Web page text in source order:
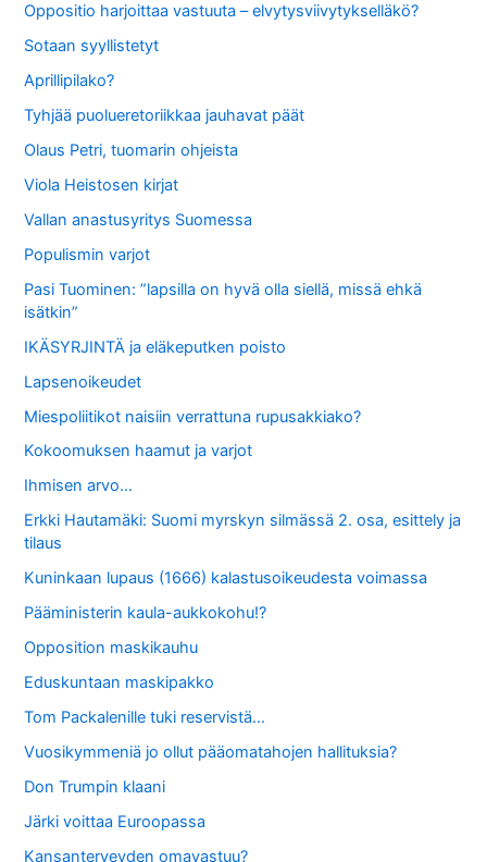
Oppositio harjoittaa vastuuta – elvytysviivytykselläkö?
Sotaan syyllistetyt
Aprillipilako?
Tyhjää puolueretoriikkaa jauhavat päät
Olaus Petri, tuomarin ohjeista
Viola Heistosen kirjat
Vallan anastusyritys Suomessa
Populismin varjot
Pasi Tuominen: ”lapsilla on hyvä olla siellä, missä ehkä
isätkin”
IKÄSYRJINTÄ ja eläkeputken poisto
Lapsenoikeudet
Miespoliitikot naisiin verrattuna rupusakkiako?
Kokoomuksen haamut ja varjot
Ihmisen arvo…
Erkki Hautamäki: Suomi myrskyn silmässä 2. osa, esittely ja
tilaus
Kuninkaan lupaus (1666) kalastusoikeudesta voimassa
Pääministerin kaula-aukkokohu!?
Opposition maskikauhu
Eduskuntaan maskipakko
Tom Packalenille tuki reservistä…
Vuosikymmeniä jo ollut pääomatahojen hallituksia?
Don Trumpin klaani
Järki voittaa Euroopassa
Kansanterveyden omavastuu?